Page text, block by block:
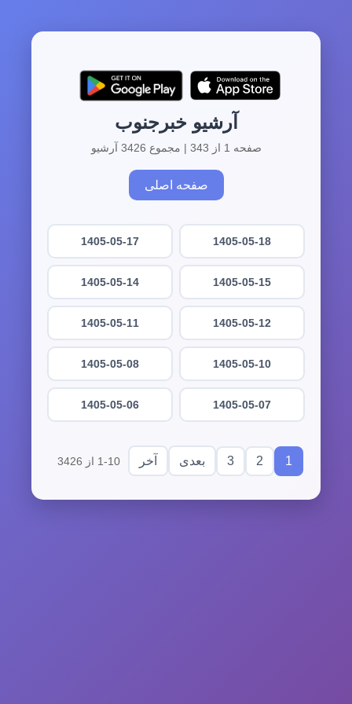
آرشیو خبرجنوب
صفحه 1 از 343 | مجموع 3426 آرشیو
صفحه اصلی
1405-05-18
1405-05-17
1405-05-15
1405-05-14
1405-05-12
1405-05-11
1405-05-10
1405-05-08
1405-05-07
1405-05-06
1
2
3 بعدی آخر 1-10 از 3426